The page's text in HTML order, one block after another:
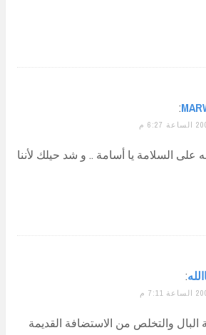
:
على السلامة يا أسامة .. و شد حيلك لأننا
:
والتخلص من الاستضافة القديمة